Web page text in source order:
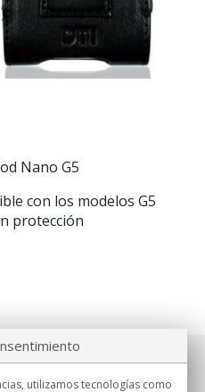
Nano G5
con los modelos G5
protección
utilizamos tecnologías como